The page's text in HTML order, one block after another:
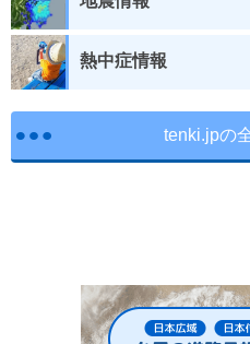
熱中症情報
tenki.jpの